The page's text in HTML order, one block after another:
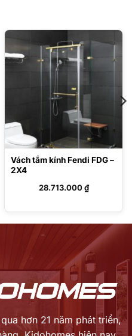
Vách tắm kính Fendi FDG –
2X4
28.713.000₫
hơn 21 năm phát triển,